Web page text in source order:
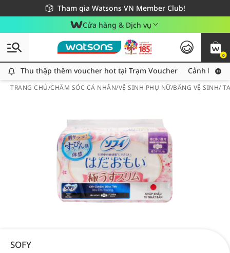
Tham gia Watsons VN Member Club!
Miễn phí giao hàng cho đơn hàng từ 249,000Đ
Giao hàng nhanh 24h - Áp dụng khu vực TP. Hồ Chí Minh
Cửa hàng & Dịch vụ
0
Thu thập thêm voucher hot tại Trạm Voucher
Thu thập thêm voucher hot tại Trạm Voucher Cảnh báo
TRANG CHỦ/CHĂM SÓC CÁ NHÂN/VỆ SINH PHỤ NỮ/BĂNG VỆ SINH/
SOFY